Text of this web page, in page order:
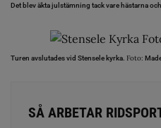
Det blev äkta julstämning tack vare hästarna
Turen avslutades vid Stensele kyrka. Foto:
SÅ ARBETAR